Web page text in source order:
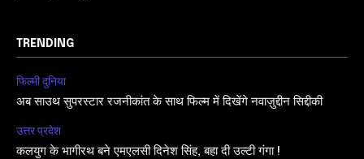
TRENDING
फिल्मी दुनिया
अब साउथ सुपरस्टार रजनीकांत के साथ फिल्म में दिखेंगे नवाज़ुद्दीन सिद्दीकी
उत्तर प्रदेश
कलयुग के भागीरथ बने एमएलसी दिनेश सिंह, बहा दी उल्टी गंगा !